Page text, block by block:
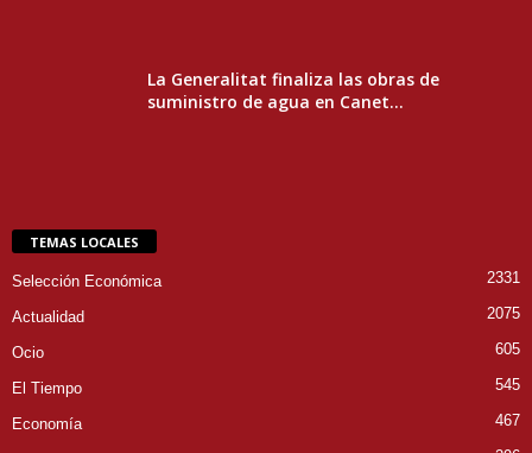
La Generalitat finaliza las obras de
suministro de agua en Canet...
TEMAS LOCALES
Selección Económica 2331
Actualidad 2075
Ocio 605
El Tiempo 545
Economía 467